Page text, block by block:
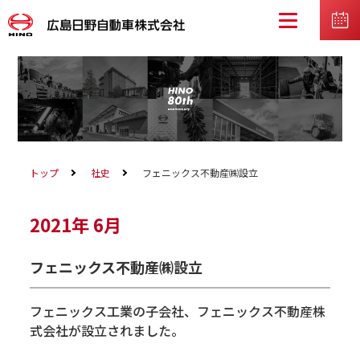
トップ 社史 フェニックス不動産㈱設立
2021年6月
フェニックス不動産㈱設立
フェニックス工業の子会社、フェニックス不動産株
式会社が設立されました。